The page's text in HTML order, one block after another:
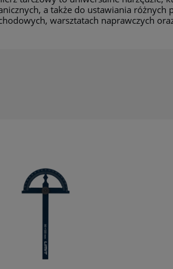
a także do ustawiania różnych
warsztatach naprawczych